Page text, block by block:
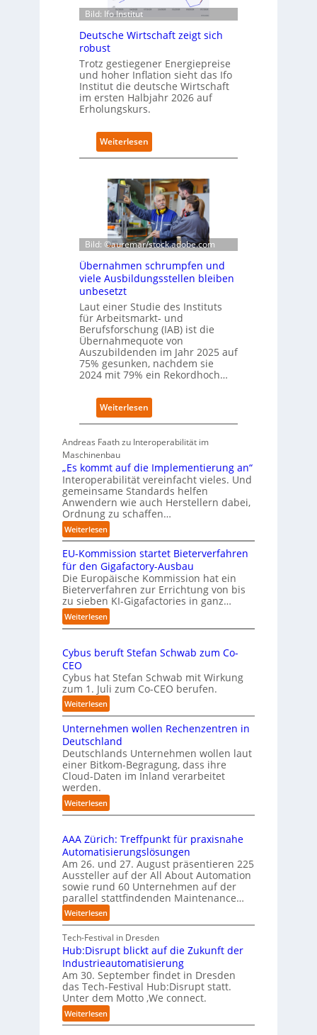
C
a
m
s
h
l
a
d
i
m
B
i
k
o
-
D
E
S
I
-
I
n
d
x
a
u
f
P
l
a
z
1
Bild: Ifo Institut
Deutsche Wirtschaft zeigt sich
robust
Trotz gestiegener Energiepreise
und hoher Inflation sieht das Ifo
Institut die deutsche Wirtschaft
im ersten Halbjahr 2026 auf
Erholungskurs.
Weiterlesen:
D
u
t
s
c
h
e
i
r
s
c
h
a
f
t
e
i
g
s
c
h
r
o
s
t
Bild: ©auremar/stock.adobe.com
Übernahmen schrumpfen und
viele Ausbildungsstellen bleiben
unbesetzt
Laut einer Studie des Instituts
für Arbeitsmarkt- und
Berufsforschung (IAB) ist die
Übernahmequote von
Auszubildenden im Jahr 2025 auf
75% gesunken, nachdem sie
2024 mit 79% ein Rekordhoch…
Weiterlesen:
Ü
e
n
a
h
m
e
c
h
r
u
e
u
n
v
i
l
e
A
b
l
d
u
n
g
s
t
e
l
l
e
n
b
Andreas Faath zu Interoperabilität im
Maschinenbau
„Es kommt auf die Implementierung an“
Interoperabilität vereinfacht vieles. Und
gemeinsame Standards helfen
Anwendern wie auch Herstellern dabei,
Ordnung zu schaffen…
Weiterlesen:
„
E
s
k
o
m
m
t
u
d
i
e
I
p
l
e
m
e
n
t
i
r
u
n
g
a
n
“
EU-Kommission startet Bieterverfahren
für den Gigafactory-Ausbau
Die Europäische Kommission hat ein
Bieterverfahren zur Errichtung von bis
zu sieben KI-Gigafactories in ganz…
Weiterlesen:
E
-
o
m
m
i
i
o
n
t
a
e
t
B
i
e
t
e
r
v
e
r
f
a
h
r
e
Cybus beruft Stefan Schwab zum Co-
CEO
Cybus hat Stefan Schwab mit Wirkung
zum 1. Juli zum Co-CEO berufen.
Weiterlesen:
C
y
b
u
s
b
r
u
t
S
t
e
f
a
n
S
h
w
a
b
z
u
m
C
Unternehmen wollen Rechenzentren in
Deutschland
Deutschlands Unternehmen wollen laut
einer Bitkom-Begragung, dass ihre
Cloud-Daten im Inland verarbeitet
werden.
Weiterlesen:
U
t
e
r
n
e
h
m
e
n
w
o
e
n
R
AAA Zürich: Treffpunkt für praxisnahe
Automatisierungslösungen
Am 26. und 27. August präsentieren 225
Aussteller auf der All About Automation
sowie rund 60 Unternehmen auf der
parallel stattfindenden Maintenance…
Weiterlesen:
A
A
A
Z
ü
r
i
c
h
Tech-Festival in Dresden
Hub:Disrupt blickt auf die Zukunft der
Industrieautomatisierung
Am 30. September findet in Dresden
das Tech-Festival Hub:Disrupt statt.
Unter dem Motto ‚We connect.
Weiterlesen:
H